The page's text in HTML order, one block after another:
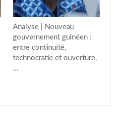
Analyse | Nouveau
gouvernement guinéen :
entre continuité,
technocratie et ouverture,
…